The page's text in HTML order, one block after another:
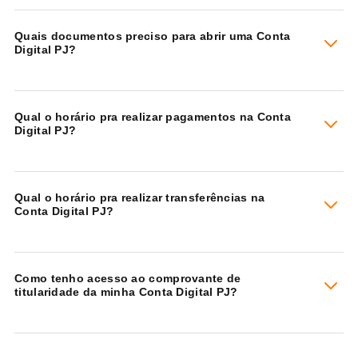
Quais documentos preciso para abrir uma Conta
Digital PJ?
Qual o horário pra realizar pagamentos na Conta
Digital PJ?
Qual o horário pra realizar transferências na
Conta Digital PJ?
Como tenho acesso ao comprovante de
titularidade da minha Conta Digital PJ?